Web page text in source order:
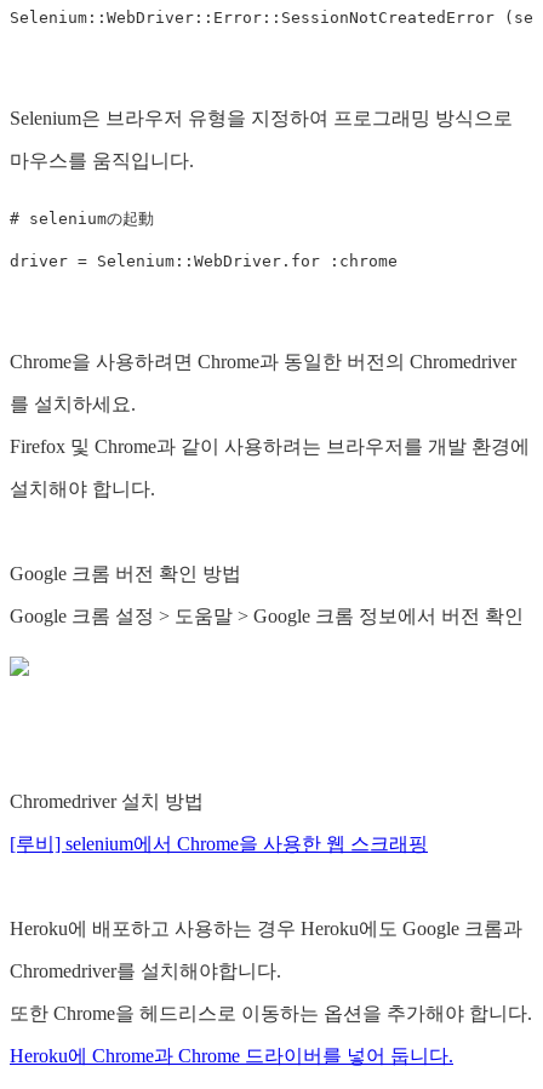
Selenium :: WebDriver :: Error :: SessionNotCreatedError (
Selenium은 브라우저 유형을 지정하여 프로그래밍 방식으로
마우스를 움직입니다.
# seleniumの起動
driver = Selenium :: WebDriver . for :chrome
Chrome을 사용하려면 Chrome과 동일한 버전의 Chromedriver
를 설치하세요.
Firefox 및 Chrome과 같이 사용하려는 브라우저를 개발 환경에
설치해야 합니다.
Google 크롬 버전 확인 방법
Google 크롬 설정 > 도움말 > Google 크롬 정보에서 버전 확인
Chromedriver 설치 방법
[루비] selenium에서 Chrome을 사용한 웹 스크래핑
Heroku에 배포하고 사용하는 경우 Heroku에도 Google 크롬과
Chromedriver를 설치해야합니다.
또한 Chrome을 헤드리스로 이동하는 옵션을 추가해야 합니다.
Heroku에 Chrome과 Chrome 드라이버를 넣어 둡니다.